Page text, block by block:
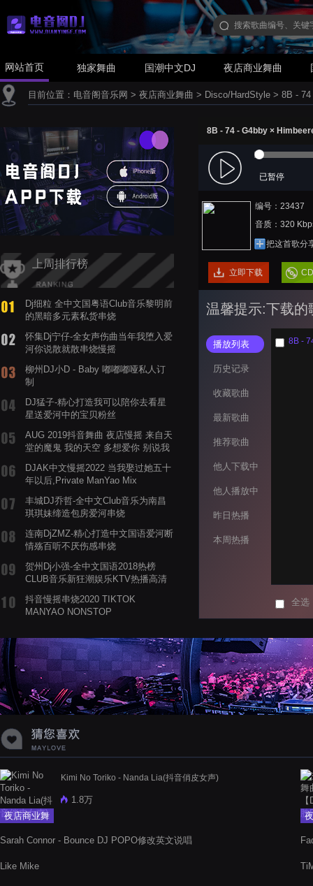
网站首页 独家舞曲 国潮中文DJ 夜店商业舞曲
目前位置： 电音阁音乐网 > 夜店商业舞曲 > Disco/HardStyle > 8B -
上周排行榜
Dj细粒 全中文国粤语Club音乐黎明前
的黑暗多元素私货串烧
怀集Dj宁仔-全女声伤曲当年我堕入爱
河你说散就散串烧慢摇
柳州DJ小D - Baby 嘟嘟嘟哑私人订
制
DJ猛子-精心打造我可以陪你去看星
星送爱河中的宝贝粉丝
AUG 2019抖音舞曲 夜店慢摇 来自天
堂的魔鬼 我的天空 多想爱你 别说我
DJAK中文慢摇2022 当我娶过她五十
年以后,Private ManYao Mix
丰城DJ乔哲-全中文Club音乐为南昌
琪琪妹缔造包房爱河串烧
连南DjZMZ-精心打造中文国语爱河断
情殇百听不厌伤感串烧
贺州Dj小强-全中文国语2018热榜
CLUB音乐新狂潮娱乐KTV热播高清
抖音慢摇串烧2020 TIKTOK
MANYAO NONSTOP
蝉爸爸妈妈爱存在夏天的风是想你的
声音啊
8B - 74 - G4bby ×
已暂停
编号：23437
音质：320
把这首歌分
立即下载
温馨提示:下载的
播放列表
历史记录
收藏歌曲
最新歌曲
推荐歌曲
他人下载中
他人播放中
昨日热播
本周热播
8B -
全选
夜店商业舞
Kimi No Toriko - Nanda Lia(抖音俏皮女声)
1.8万
Sarah Connor - Bounce DJ POPO修改英文说唱
Like Mike